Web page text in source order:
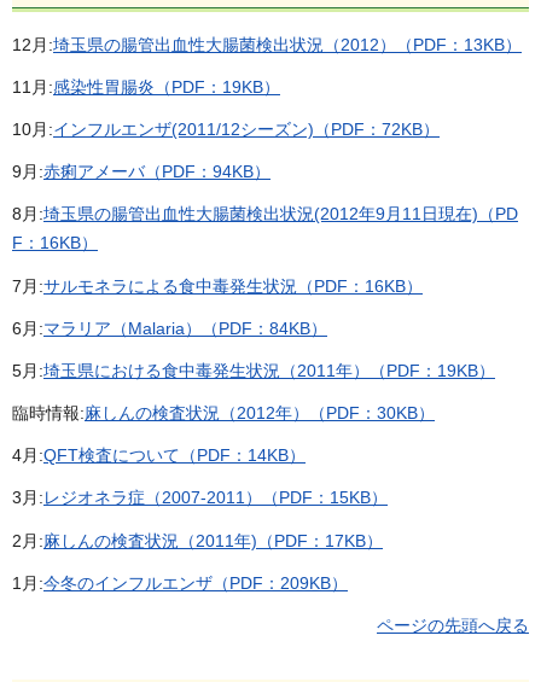
12月:埼玉県の腸管出血性大腸菌検出状況（2012）（PDF：13KB）
11月:感染性胃腸炎（PDF：19KB）
10月:インフルエンザ(2011/12シーズン)（PDF：72KB）
9月:赤痢アメーバ（PDF：94KB）
8月:埼玉県の腸管出血性大腸菌検出状況(2012年9月11日現在)（PD
F：16KB）
7月:サルモネラによる食中毒発生状況（PDF：16KB）
6月:マラリア（Malaria）（PDF：84KB）
5月:埼玉県における食中毒発生状況（2011年）（PDF：19KB）
臨時情報:麻しんの検査状況（2012年）（PDF：30KB）
4月:QFT検査について（PDF：14KB）
3月:レジオネラ症（2007-2011）（PDF：15KB）
2月:麻しんの検査状況（2011年)（PDF：17KB）
1月:今冬のインフルエンザ（PDF：209KB）
ページの先頭へ戻る